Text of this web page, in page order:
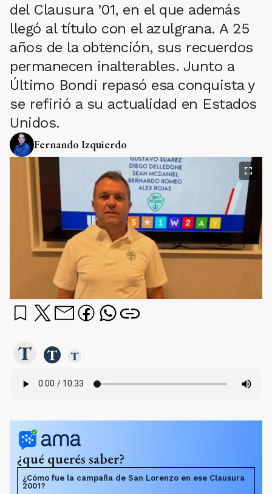
del Clausura ’01, en el que además
llegó al título con el azulgrana. A 25
años de la obtención, sus recuerdos
permanecen inalterables. Junto a
Último Bondi repasó esa conquista y
se refirió a su actualidad en Estados
Unidos.
Fernando Izquierdo
¿qué querés saber?
¿Cómo fue la campaña de San Lorenzo en ese Clausura
2001?